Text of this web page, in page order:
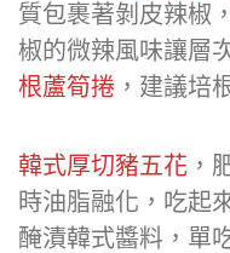
質包裹著剝皮辣椒
椒的微辣風味讓層
根蘆筍捲 ，建議培
韓式厚切豬五花 ，
時油脂融化，吃起
醃漬韓式醬料，單